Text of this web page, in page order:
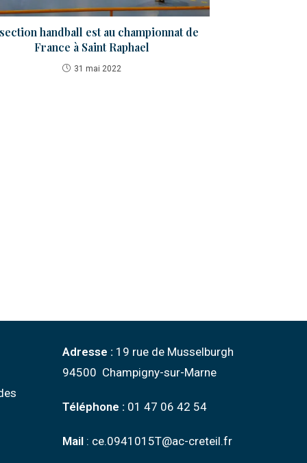
handball est au championnat de
France à Saint Raphael
31 mai 2022
Adresse : 19 rue de Musselburgh
94500 Champigny-sur-Marne
Téléphone : 01 47 06 42 54
Mail : ce.0941015T@ac-creteil.fr